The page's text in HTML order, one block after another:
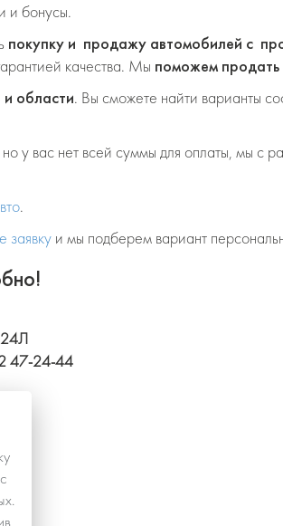
и бонусы.
покупку и продажу автомобилей с
качества. Мы поможем продать
области. Вы сможете найти варианты
но у вас нет всей суммы для оплаты, мы с
.
заявку и мы подберем вариант
24Л
47-24-44
.